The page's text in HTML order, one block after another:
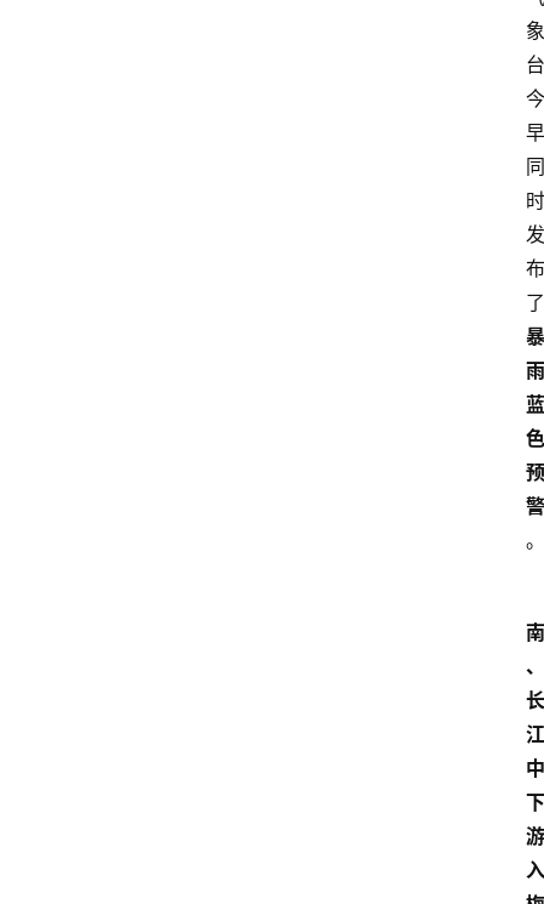
象
台
今
早
同
时
发
布
了
暴
雨
蓝
色
预
警
。
南
、
长
江
中
下
游
入